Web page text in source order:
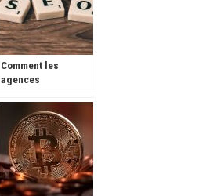
Comment les
agences
votre entreprise en
ligne ?